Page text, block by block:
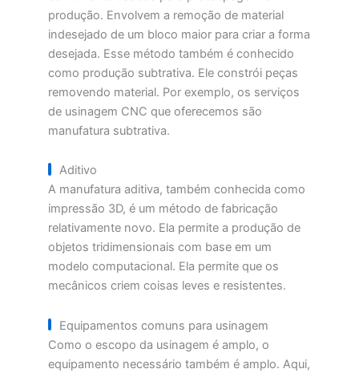
produção. Envolvem a remoção de material
indesejado de um bloco maior para criar a forma
desejada. Esse método também é conhecido
como produção subtrativa. Ele constrói peças
removendo material. Por exemplo, os serviços
de usinagem CNC que oferecemos são
manufatura subtrativa.
Aditivo
A manufatura aditiva, também conhecida como
impressão 3D, é um método de fabricação
relativamente novo. Ela permite a produção de
objetos tridimensionais com base em um
modelo computacional. Ela permite que os
mecânicos criem coisas leves e resistentes.
Equipamentos comuns para usinagem
Como o escopo da usinagem é amplo, o
equipamento necessário também é amplo. Aqui,